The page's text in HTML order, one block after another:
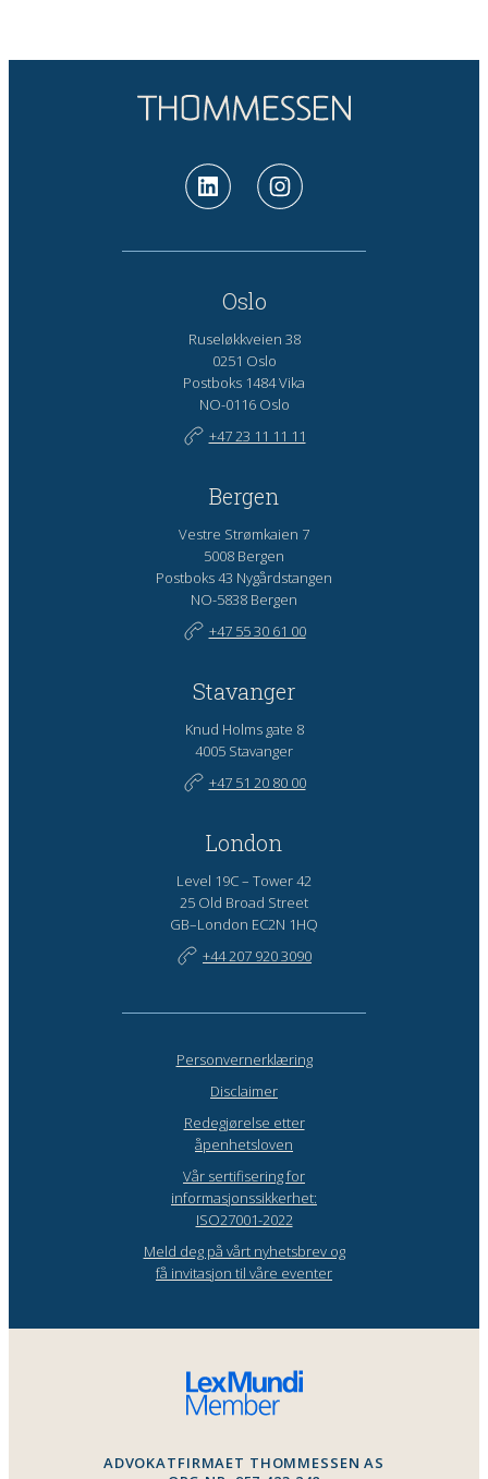
Oslo
Ruseløkkveien 38
0251 Oslo
Postboks 1484 Vika
NO-0116 Oslo
+47 23 11 11 11
Bergen
Vestre Strømkaien 7
5008 Bergen
Postboks 43 Nygårdstangen
NO-5838 Bergen
+47 55 30 61 00
Stavanger
Knud Holms gate 8
4005 Stavanger
+47 51 20 80 00
London
Level 19C – Tower 42
25 Old Broad Street
GB–London EC2N 1HQ
+44 207 920 3090
Personvernerklæring
Disclaimer
Redegjørelse etter
åpenhetsloven
Vår sertifisering for
informasjonssikkerhet:
ISO27001-2022
Meld deg på vårt nyhetsbrev og
få invitasjon til våre eventer
ADVOKATFIRMAET THOMMESSEN AS